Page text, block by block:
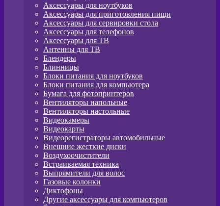
Аксессуары для ноутбуков
Аксессуары для приготовления пищи
Аксессуары для сервировки стола
Аксессуары для телефонов
Аксессуары для ТВ
Антенны для ТВ
Блендеры
Блинницы
Блоки питания для ноутбуков
Блоки питания для компьютера
Бумага для фотопринтеров
Вентиляторы напольные
Вентиляторы настольные
Видеокамеры
Видеокарты
Видеорегистраторы автомобильные
Внешние жесткие диски
Воздухоочистители
Встраиваемая техника
Выпрямители для волос
Газовые колонки
Диктофоны
Другие аксессуары для компьютеров